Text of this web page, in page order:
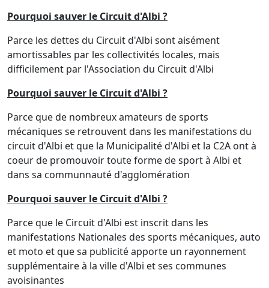
Pourquoi sauver le Circuit d'Albi ?
Parce les dettes du Circuit d'Albi sont aisément
amortissables par les collectivités locales, mais
difficilement par l'Association du Circuit d'Albi
Pourquoi sauver le Circuit d'Albi ?
Parce que de nombreux amateurs de sports
mécaniques se retrouvent dans les manifestations du
circuit d'Albi et que la Municipalité d'Albi et la C2A ont à
coeur de promouvoir toute forme de sport à Albi et
dans sa communnauté d'agglomération
Pourquoi sauver le Circuit d'Albi ?
Parce que le Circuit d'Albi est inscrit dans les
manifestations Nationales des sports mécaniques, auto
et moto et que sa publicité apporte un rayonnement
supplémentaire à la ville d'Albi et ses communes
avoisinantes